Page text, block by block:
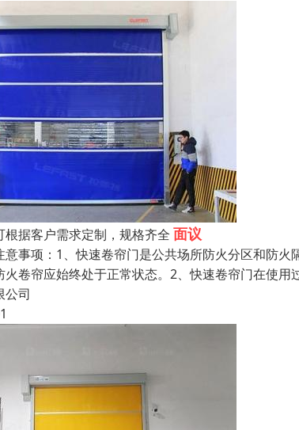
根据客户需求定制，规格齐全 面议
意事项：1、快速卷帘门是公共场所防火分区和防
火卷帘应始终处于正常状态。2、快速卷帘门在使
公司